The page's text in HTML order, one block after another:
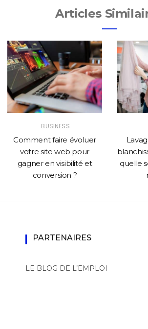
Articles
BUSINESS
Comment faire évoluer
votre site web pour
gagner en visibilité et
conversion ?
quelle
PARTENAIRES
LE BLOG DE L’EMPLOI